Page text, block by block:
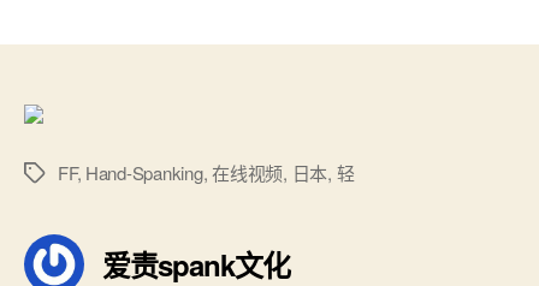
标
FF, Hand-Spanking,在线视频, 日本, 轻
爱责spank文化